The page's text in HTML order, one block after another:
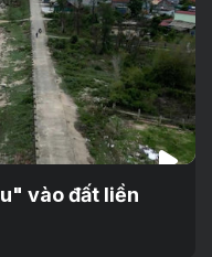
vào đất liền